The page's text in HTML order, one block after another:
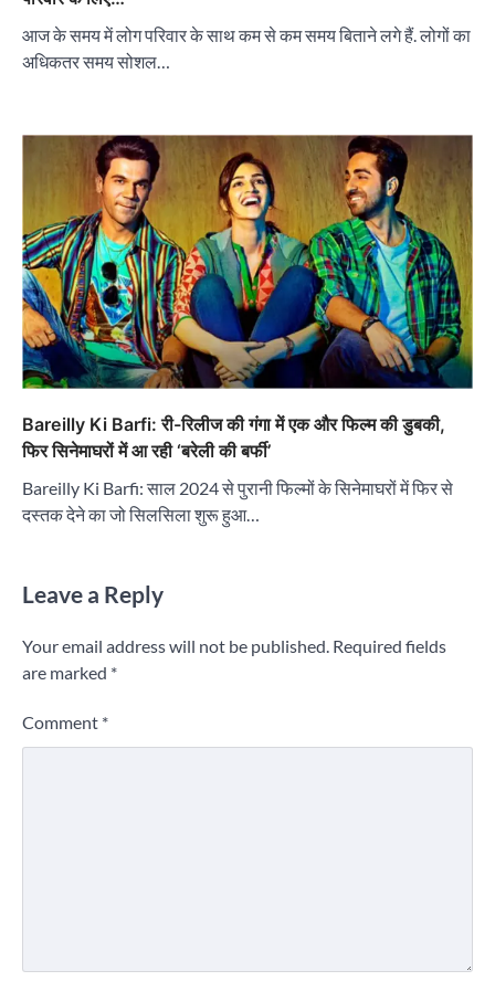
आज के समय में लोग परिवार के साथ कम से कम समय बिताने लगे हैं. लोगों का
अधिकतर समय सोशल…
Bareilly Ki Barfi: री-रिलीज की गंगा में एक और फिल्म की डुबकी,
फिर सिनेमाघरों में आ रही ‘बरेली की बर्फी’
Bareilly Ki Barfi: साल 2024 से पुरानी फिल्मों के सिनेमाघरों में फिर से
दस्तक देने का जो सिलसिला शुरू हुआ…
Leave a Reply
Your email address will not be published. Required fields
are marked *
Comment *